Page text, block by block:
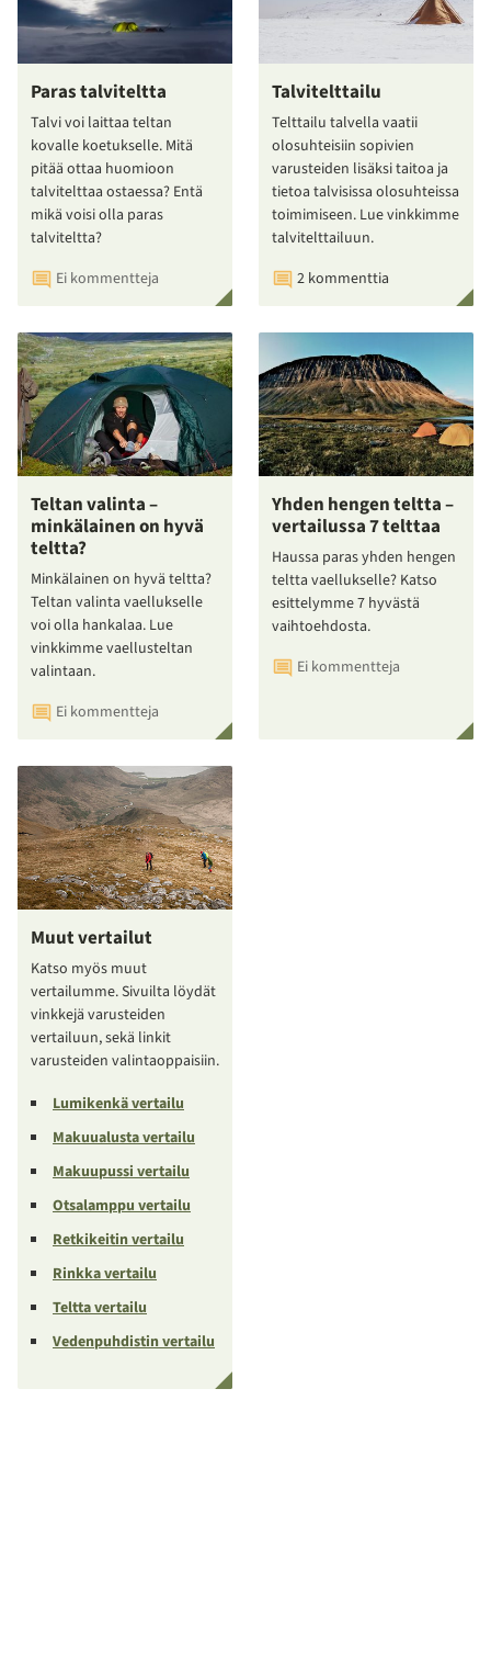
Paras talviteltta
Talvi voi laittaa teltan
kovalle koetukselle. Mitä
pitää ottaa huomioon
talvitelttaa ostaessa? Entä
mikä voisi olla paras
talviteltta?
Ei kommentteja
Talvitelttailu
Telttailu talvella vaatii
olosuhteisiin sopivien
varusteiden lisäksi taitoa ja
tietoa talvisissa olosuhteissa
toimimiseen. Lue vinkkimme
talvitelttailuun.
2 kommenttia
Teltan valinta –
minkälainen on hyvä
teltta?
Minkälainen on hyvä teltta?
Teltan valinta vaellukselle
voi olla hankalaa. Lue
vinkkimme vaellusteltan
valintaan.
Ei kommentteja
Yhden hengen teltta –
vertailussa 7 telttaa
Haussa paras yhden hengen
teltta vaellukselle? Katso
esittelymme 7 hyvästä
vaihtoehdosta.
Ei kommentteja
Muut vertailut
Katso myös muut
vertailumme. Sivuilta löydät
vinkkejä varusteiden
vertailuun, sekä linkit
varusteiden valintaoppaisiin.
Lumikenkä vertailu
Makuualusta vertailu
Makuupussi vertailu
Otsalamppu vertailu
Retkikeitin vertailu
Rinkka vertailu
Teltta vertailu
Vedenpuhdistin vertailu